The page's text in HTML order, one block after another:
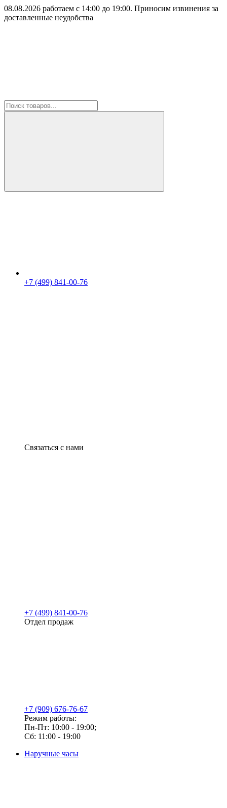
08.08.2026 работаем с 14:00 до 19:00. Приносим извинения за
доставленные неудобства
+7 (499) 841-00-76
Связаться с нами
+7 (499) 841-00-76
Отдел продаж
+7 (909) 676-76-67
Режим работы:
Пн-Пт: 10:00 - 19:00;
Сб: 11:00 - 19:00
Наручные часы